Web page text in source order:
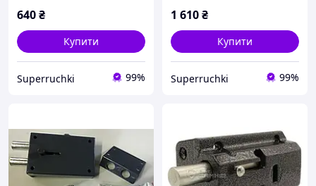
640₴
Купити
Superruchki 99%
1 610₴
Купити
Superruchki 99%